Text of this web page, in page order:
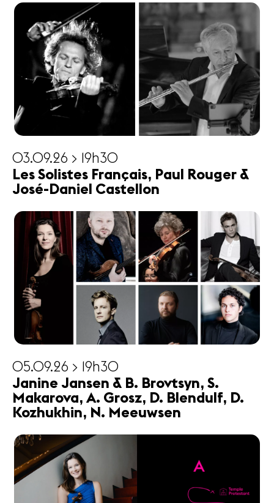
03.09.26 > 19h30
Les Solistes Français, Paul Rouger &
José-Daniel Castellon
05.09.26 > 19h30
Janine Jansen & B. Brovtsyn, S.
Makarova, A. Grosz, D. Blendulf, D.
Kozhukhin, N. Meeuwsen